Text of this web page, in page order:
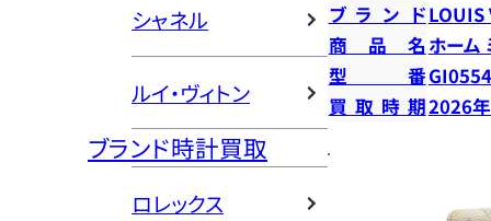
シャネル
ルイ・ヴィトン
ブランド時計買取
ロレックス
ブランドLOUIS
商品名 ホーム
型番GI0554
買取時期2026